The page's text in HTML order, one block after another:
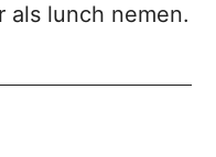
als lunch nemen.